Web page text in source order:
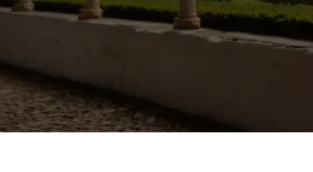
PT